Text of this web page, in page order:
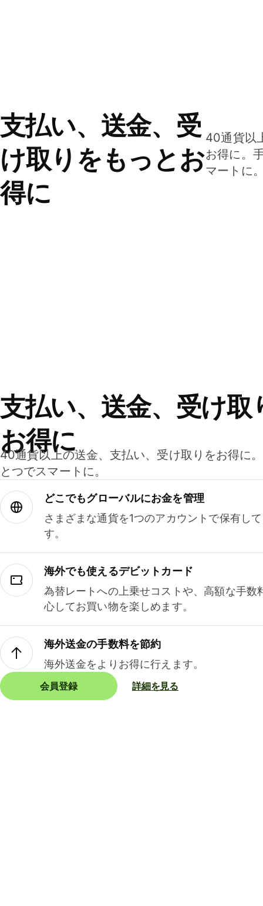
支払い、送金、受
け取りをもっとお
得に
40通貨以
お得に。
マートに
支払い、送金、受け取
お得に
40通貨以上の送金、支払い、受け取りをお得に
とつでスマートに。
どこでもグ⁠ロ⁠ー⁠バ⁠ルにお金を管理
さまざまな通貨を1つのアカウントで保有し
す。
海外でも使えるデビットカード
為替レートへの上乗せコストや、高額な手数
心してお買い物を楽しめます。
海外送金の手数料を節約
海外送金をよりお得に行えます。
会員登録 詳細を見る